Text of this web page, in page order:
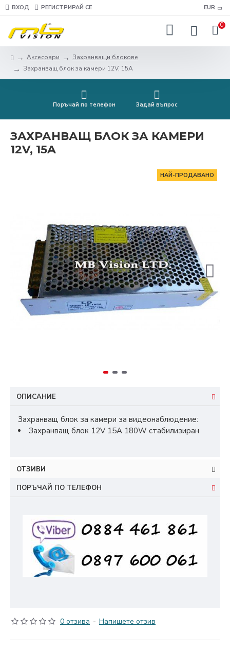
ВХОД РЕГИСТРИРАЙ СЕ EUR
0
Аксесоари
Захранващи блокове
Захранващ блок за камери 12V, 15A
Поръчай по телефон Задай въпрос
ЗАХРАНВАЩ БЛОК ЗА КАМЕРИ
12V, 15A
НАЙ-ПРОДАВАНО
ОПИСАНИЕ
Захранващ блок за камери за видеонаблюдение:
Захранващ блок 12V 15А 180W стабилизиран
ОТЗИВИ
ПОРЪЧАЙ ПО ТЕЛЕФОН
0 отзива - Напишете отзив